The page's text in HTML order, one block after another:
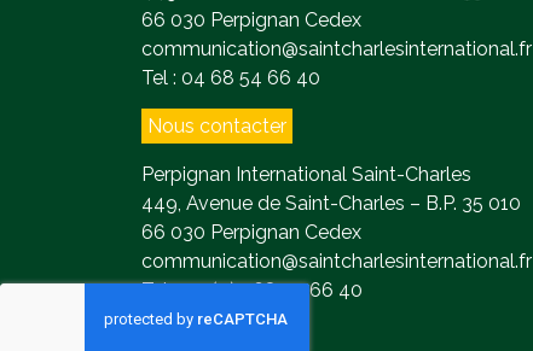
66 030 Perpignan Cedex
communication@saintcharlesinternational.fr
Tel : 04 68 54 66 40
Nous contacter
Perpignan International Saint-Charles
449, Avenue de Saint-Charles – B.P. 35 010
66 030 Perpignan Cedex
communication@saintcharlesinternational.fr
Tel : +33(0)4 68 54 66 40